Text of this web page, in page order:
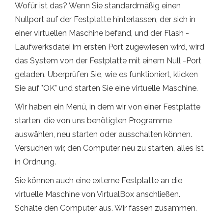
Wofür ist das? Wenn Sie standardmäßig einen
Nullport auf der Festplatte hinterlassen, der sich in
einer virtuellen Maschine befand, und der Flash -
Laufwerksdatei im ersten Port zugewiesen wird, wird
das System von der Festplatte mit einem Null -Port
geladen. Überprüfen Sie, wie es funktioniert, klicken
Sie auf "OK" und starten Sie eine virtuelle Maschine.
Wir haben ein Menü, in dem wir von einer Festplatte
starten, die von uns benötigten Programme
auswählen, neu starten oder ausschalten können.
Versuchen wir, den Computer neu zu starten, alles ist
in Ordnung.
Sie können auch eine externe Festplatte an die
virtuelle Maschine von VirtualBox anschließen.
Schalte den Computer aus. Wir fassen zusammen.